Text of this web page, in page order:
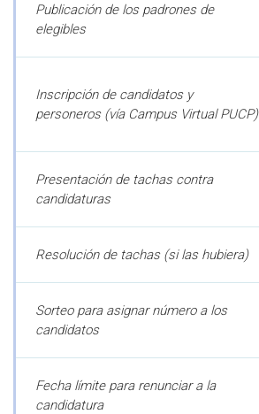
Publicación de los padrones de
elegibles
Inscripción de candidatos y
personeros (vía Campus Virtual PUCP)
Presentación de tachas contra
candidaturas
Resolución de tachas (si las hubiera)
Sorteo para asignar número a los
candidatos
Fecha límite para renunciar a la
candidatura